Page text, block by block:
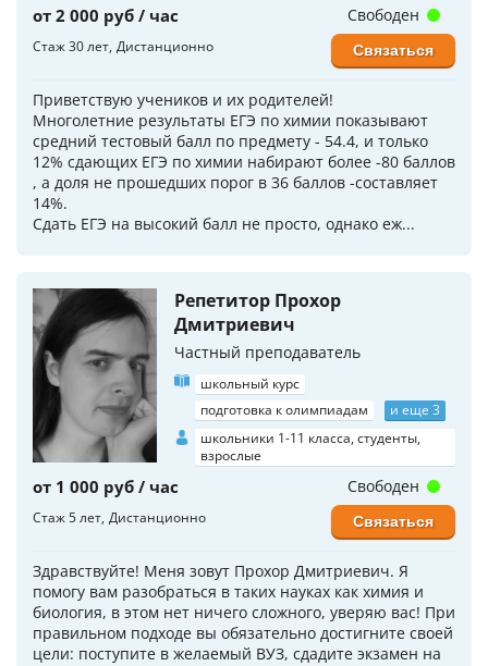
от 2 000 руб / час
Стаж 30 лет Дистанционно
Приветствую учеников и их родителей!
Многолетние результаты ЕГЭ по химии показывают
средний тестовый балл по предмету - 54.4, и только
12% сдающих ЕГЭ по химии набирают более -80 баллов
, а доля не прошедших порог в 36 баллов -составляет
14%.
Сдать ЕГЭ на высокий балл не просто, однако еж...
Свободен
Связаться
Репетитор Прохор
Дмитриевич
Частный преподаватель
школьный курс
подготовка к олимпиадам
и еще 3
школьники 1-11 класса, студенты,
взрослые
от 1 000 руб / час
Стаж 5 лет Дистанционно
Здравствуйте! Меня зовут Прохор Дмитриевич. Я
помогу вам разобраться в таких науках как химия и
биология, в этом нет ничего сложного, уверяю вас! При
правильном подходе вы обязательно достигните своей
цели: поступите в желаемый ВУЗ, сдадите экзамен на
Свободен
Связаться